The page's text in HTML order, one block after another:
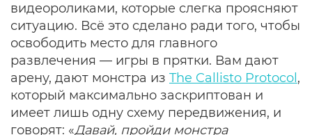
видеороликами, которые слегка проясняют
ситуацию. Всё это сделано ради того, чтобы
освободить место для главного
развлечения — игры в прятки. Вам дают
арену, дают монстра из The Callisto Protocol ,
который максимально заскриптован и
имеет лишь одну схему передвижения, и
говорят: «Давай, пройди монстра